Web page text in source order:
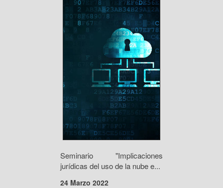
Seminario "Implicaciones
jurídicas del uso de la nube e...
24 Marzo 2022